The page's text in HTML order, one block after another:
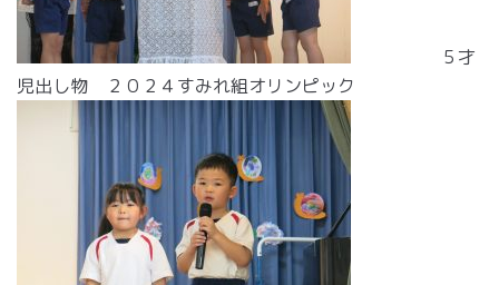
５才
児出し物 ２０２４すみれ組オリンピック